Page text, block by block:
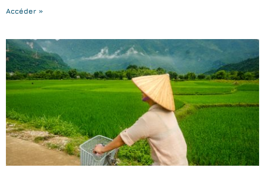
Accéder »